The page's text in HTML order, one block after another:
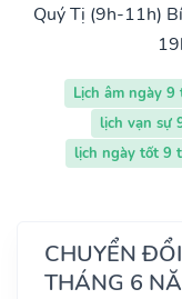
Quý Tị (9h-11h)
Lịch âm ngày 9
lịch vạn sự
lịch ngày tốt 9
CHUYỂN
THÁNG 6